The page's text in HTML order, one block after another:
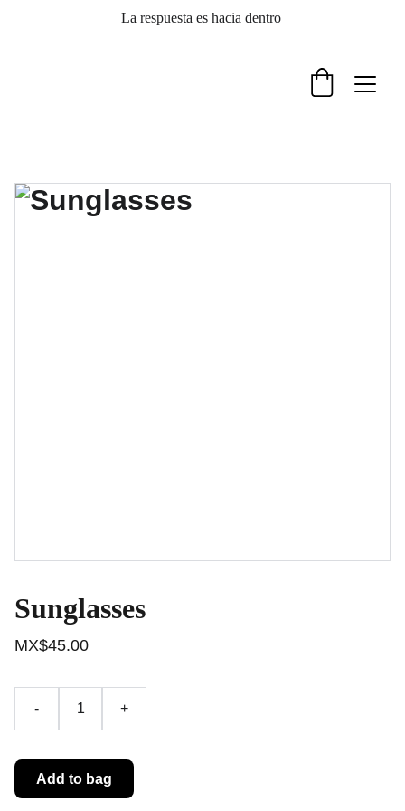
La respuesta es hacia dentro
Sunglasses
MX$45.00
- +
Add to bag